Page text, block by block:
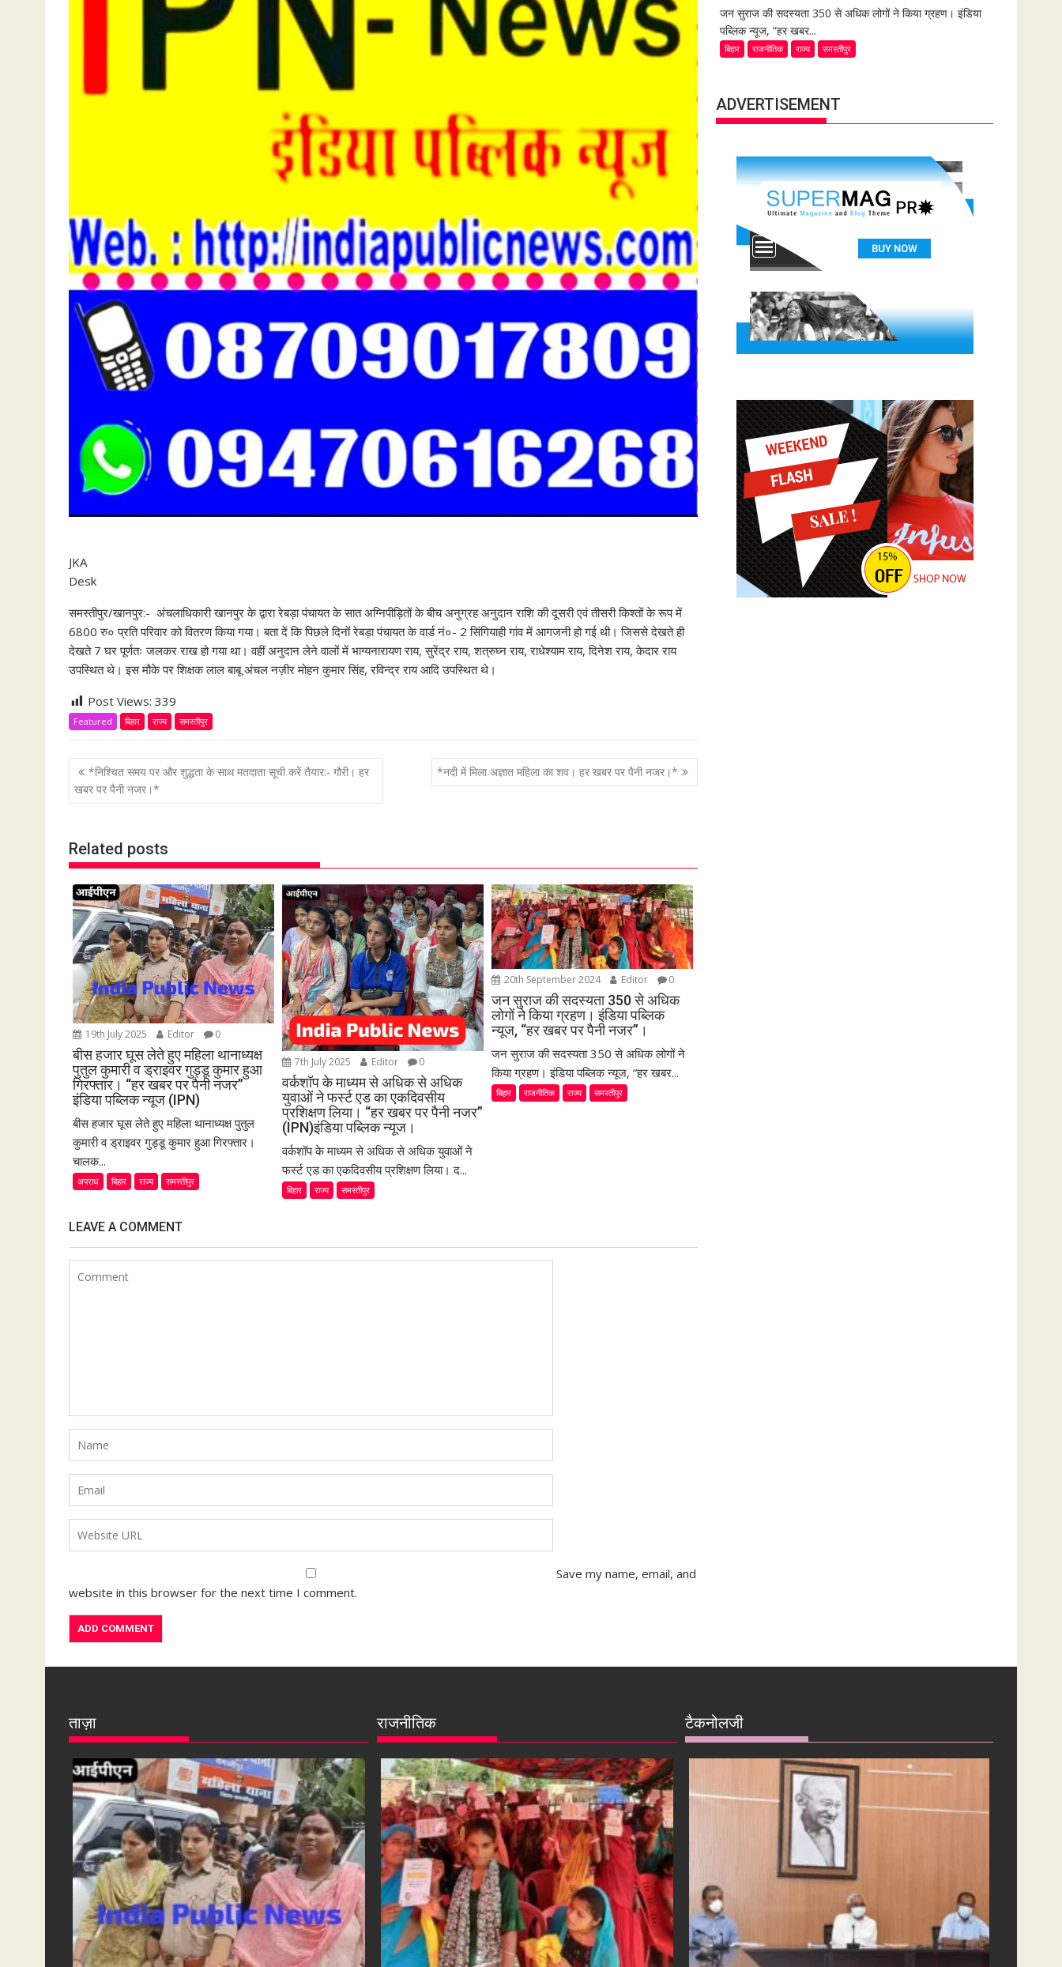
JKA
Desk
समस्तीपुर/खानपुर:- अंचलाधिकारी खानपुर के द्वारा रेबड़ा पंचायत के सात अग्निपीड़ितों के बीच अनुग्रह अनुदान राशि की दूसरी एवं तीसरी किश्तों के रूप में
6800 रु० प्रति परिवार को वितरण किया गया। बता दें कि पिछले दिनों रेबड़ा पंचायत के वार्ड नं०- 2 सिंगियाही गांव में आगजनी हो गई थी। जिससे देखते ही
देखते 7 घर पूर्णतः जलकर राख हो गया था। वहीं अनुदान लेने वालों में भाग्यनारायण राय, सुरेंद्र राय, शत्रुघ्न राय, राधेश्याम राय, दिनेश राय, केदार राय
उपस्थित थे। इस मौके पर शिक्षक लाल बाबू अंचल नज़ीर मोहन कुमार सिंह, रविन्द्र राय आदि उपस्थित थे।
Post Views: 339
Featured बिहार राज्य समस्तीपुर
P
o
n
a
v
i
g
a
t
i
o
n
*निश्चित समय पर और शुद्धता के साथ मतदाता सूची करें तैयार:- गौरी। हर
खबर पर पैनी नजर।*
*नदी में मिला अज्ञात महिला का शव। हर खबर पर पैनी नजर।*
Related posts
19th July 2025 Editor 0
बीस हजार घूस लेते हुए महिला थानाध्यक्ष
पुतुल कुमारी व ड्राइवर गुड्डू कुमार हुआ
गिरफ्तार। “हर खबर पर पैनी नजर”
इंडिया पब्लिक न्यूज (IPN)
बीस हजार घूस लेते हुए महिला थानाध्यक्ष पुतुल
कुमारी व ड्राइवर गुड्डू कुमार हुआ गिरफ्तार।
चालक...
अपराध बिहार राज्य समस्तीपुर
7th July 2025 Editor 0
वर्कशॉप के माध्यम से अधिक से अधिक
युवाओं ने फर्स्ट एड का एकदिवसीय
प्रशिक्षण लिया। “हर खबर पर पैनी नजर”
(IPN)इंडिया पब्लिक न्यूज।
वर्कशॉप के माध्यम से अधिक से अधिक युवाओं ने
फर्स्ट एड का एकदिवसीय प्रशिक्षण लिया। द...
बिहार राज्य समस्तीपुर
20th September 2024 Editor 0
जन सुराज की सदस्यता 350 से अधिक
लोगों ने किया ग्रहण। इंडिया पब्लिक
न्यूज, “हर खबर पर पैनी नजर”।
जन सुराज की सदस्यता 350 से अधिक लोगों ने
किया ग्रहण। इंडिया पब्लिक न्यूज, “हर खबर...
बिहार राजनीतिक राज्य समस्तीपुर
LEAVE A COMMENT
Save my name, email, and
website in this browser for the next time I comment.
जन सुराज की सदस्यता 350 से अधिक लोगों ने किया ग्रहण। इंडिया
पब्लिक न्यूज, “हर खबर...
बिहार राजनीतिक राज्य समस्तीपुर
ADVERTISEMENT
ताज़ा राजनीतिक टैकनोलजी